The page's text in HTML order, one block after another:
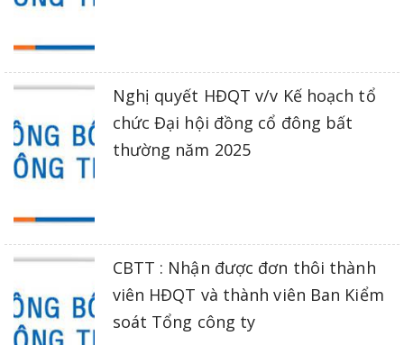
Nghị quyết HĐQT v/v Kế hoạch tổ
chức Đại hội đồng cổ đông bất
thường năm 2025
CBTT : Nhận được đơn thôi thành
viên HĐQT và thành viên Ban Kiểm
soát Tổng công ty